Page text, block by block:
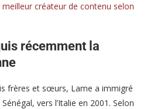
meilleur créateur de contenu selon
récemment la
frères et sœurs, Lame a immigré
vers l’Italie en 2001. Selon